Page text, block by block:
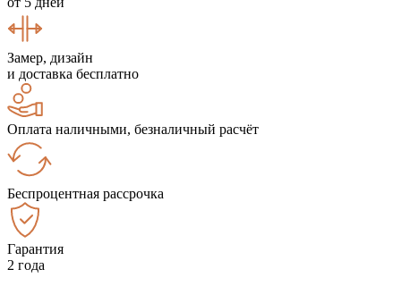
Замер, дизайн
и доставка бесплатно
Оплата наличными, безналичный расчёт
Беспроцентная рассрочка
Гарантия
2 года